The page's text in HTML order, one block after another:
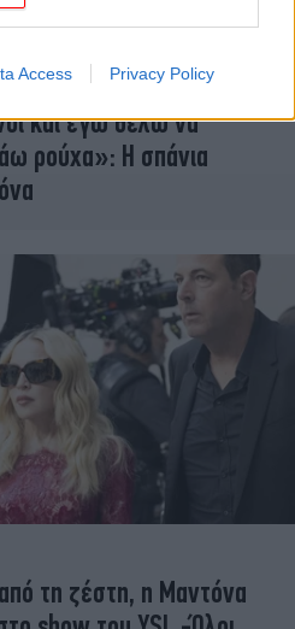
Access Privacy Policy
και εγώ θέλω να
ρούχα»: Η σπάνια
τη ζέστη, η Μαντόνα